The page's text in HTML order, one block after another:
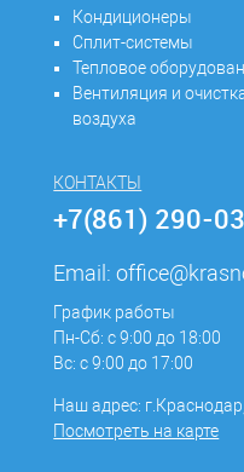
Кондиционеры
Сплит-системы
Тепловое
Вентиляция и
воздуха
КОНТАКТЫ
+7(861) 290-
Email:
График работы
Пн-Сб: с 9:00 до 18:00
Вс: с 9:00 до 17:00
Наш адрес:
Посмотреть на карте